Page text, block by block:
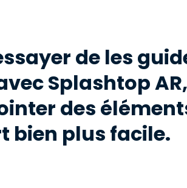
de les
Splashtop
des
bien plus facile.